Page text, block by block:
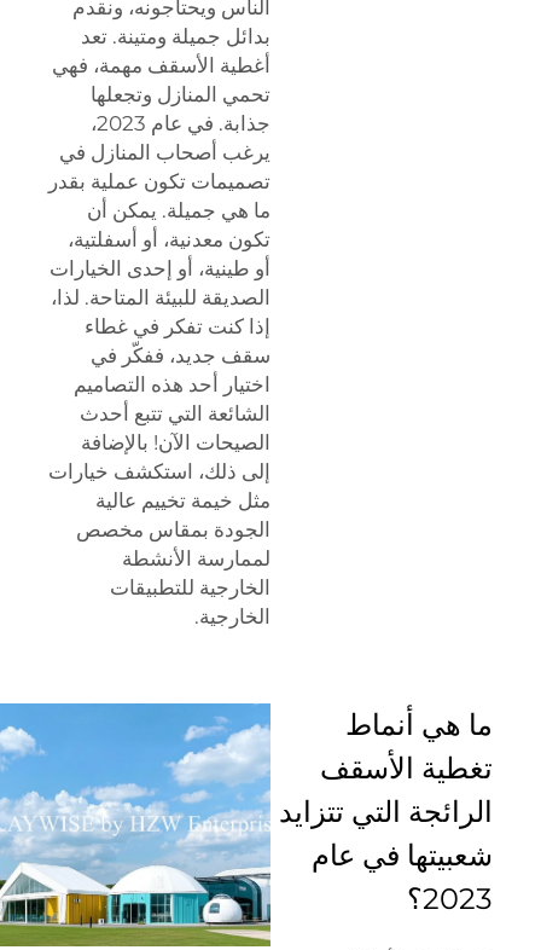
الناس ويحتاجونه، ونقدم
بدائل جميلة ومتينة. تعد
أغطية الأسقف مهمة، فهي
تحمي المنازل وتجعلها
جذابة. في عام 2023،
يرغب أصحاب المنازل في
تصميمات تكون عملية بقدر
ما هي جميلة. يمكن أن
تكون معدنية، أو أسفلتية،
أو طينية، أو إحدى الخيارات
الصديقة للبيئة المتاحة. لذا،
إذا كنت تفكر في غطاء
سقف جديد، ففكّر في
اختيار أحد هذه التصاميم
الشائعة التي تتبع أحدث
الصيحات الآن! بالإضافة
إلى ذلك، استكشف خيارات
مثل خيمة تخييم عالية
الجودة بمقاس مخصص
لممارسة الأنشطة
الخارجية للتطبيقات
الخارجية.
ما هي أنماط
تغطية الأسقف
الرائجة التي تتزايد
شعبيتها في عام
2023؟